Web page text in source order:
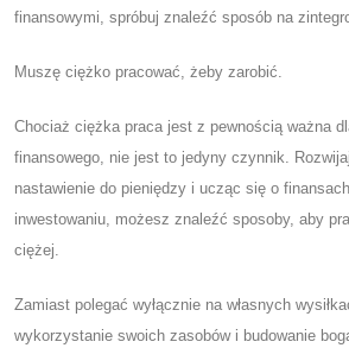
finansowymi, spróbuj znaleźć sposób na
Muszę ciężko pracować, żeby zarobić.
Chociaż ciężka praca jest z pewnością ważna
finansowego, nie jest to jedyny czynnik.
nastawienie do pieniędzy i ucząc się o
inwestowaniu, możesz znaleźć sposoby, aby
ciężej.
Zamiast polegać wyłącznie na własnych
wykorzystanie swoich zasobów i budowanie